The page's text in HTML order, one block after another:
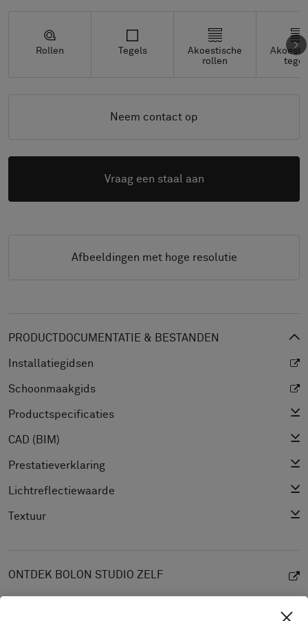
Rollen Tegels
Akoestische
rollen
Neem contact op
Vraag een staal aan
Afbeeldingen met hoge resolutie
PRODUCTDOCUMENTATIE & BESTANDEN
Installatiegidsen
Schoonmaakgids
Productspecificaties
CAD (BIM)
Prestatieverklaring
Lichtreflectiewaarde
Textuur
ONTDEK BOLON STUDIO ZELF